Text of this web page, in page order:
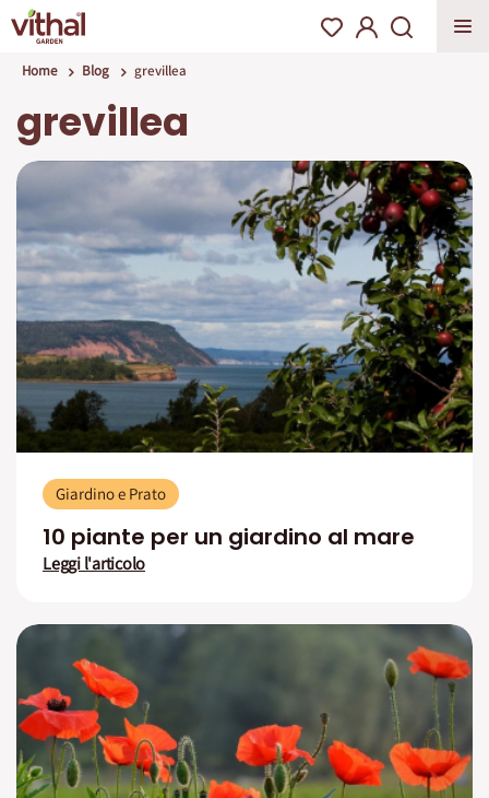
Home Blog grevillea
grevillea
Giardino e Prato
10 piante per un giardino al mare
Leggi l'articolo